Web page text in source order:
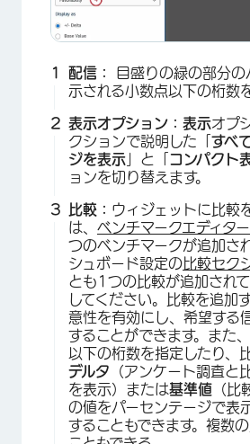
配信：
目盛りの緑の部分の
示される小数点以下の桁数
表示オプション： 表示オプ
クションで説明した「 すべ
ジを表示 」と「 コンパクト
ョンを切り替えます。
比較： ウィジェットに比較
は、 ベンチマークエディタ
つのベンチマークが追加さ
シュボード設定の比較セク
とも1つの比較が追加され
してください。比較を追加
意性を有効にし、希望する
することができます。また
以下の桁数を指定したり、
デルタ （アンケート調査と
を表示）または基準値 （比
の値をパーセンテージで表
することもできます。複数